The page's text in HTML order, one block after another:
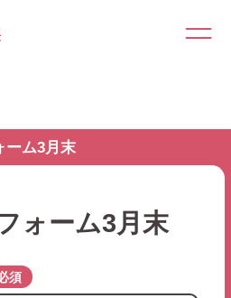
ーム3月末
ォーム3月末
須